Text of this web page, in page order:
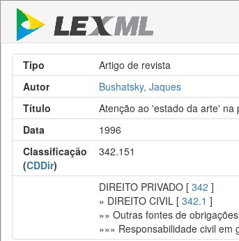
Tipo
Artigo de revista
Autor
Bushatsky, Jaques
Título
Atenção ao 'estado da arte'
Data
1996
Classificação
(CDDir)
342.151
DIREITO PRIVADO [ 342 ]
» DIREITO CIVIL [ 342.1 ]
»» Outras fontes de
»»» Responsabilidade civil em